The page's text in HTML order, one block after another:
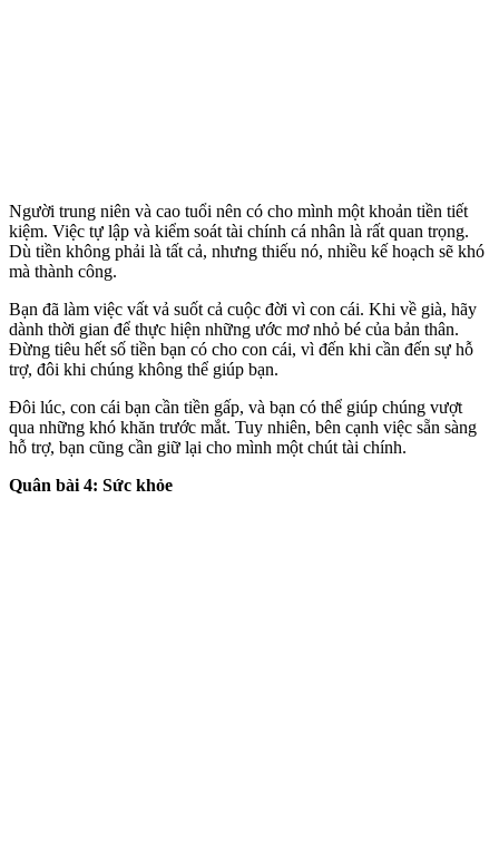
Người trung niên và cao tuổi nên có cho mình một khoản tiền tiết
kiệm. Việc tự lập và kiểm soát tài chính cá nhân là rất quan trọng.
Dù tiền không phải là tất cả, nhưng thiếu nó, nhiều kế hoạch sẽ khó
mà thành công.
Bạn đã làm việc vất vả suốt cả cuộc đời vì con cái. Khi về già, hãy
dành thời gian để thực hiện những ước mơ nhỏ bé của bản thân.
Đừng tiêu hết số tiền bạn có cho con cái, vì đến khi cần đến sự hỗ
trợ, đôi khi chúng không thể giúp bạn.
Đôi lúc, con cái bạn cần tiền gấp, và bạn có thể giúp chúng vượt
qua những khó khăn trước mắt. Tuy nhiên, bên cạnh việc sẵn sàng
hỗ trợ, bạn cũng cần giữ lại cho mình một chút tài chính.
Quân bài 4: Sức khỏe